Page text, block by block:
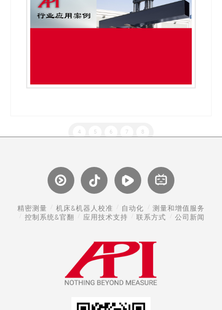
4 5 6 7 8
精密测量 机床&机器人校准 自动化
测量和增值服务
控制系统&官翻
应用技术支持 联系方式 公司新闻